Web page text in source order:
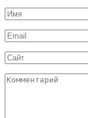
Имя
*
Email
*
Сайт
Комментарий